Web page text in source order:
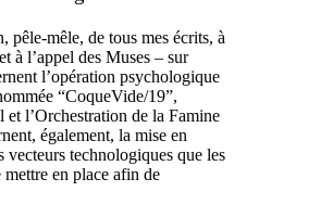
pêle-mêle, de tous mes écrits, à
à l’appel des Muses – sur
l’opération psychologique
“CoqueVide/19”,
et l’Orchestration de la Famine
également, la mise en
vecteurs technologiques que les
en place afin de